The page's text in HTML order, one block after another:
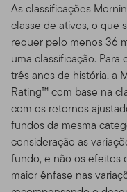
As classificações
classe de ativos, o que
requer pelo menos 36
uma classificação.
três anos de história, a
Rating™ com base na
com os retornos
fundos da mesma
consideração as
fundo, e não os efeitos
maior ênfase nas
concordou em estar
Termos de Uso.
Estes Termos de
quaisquer outros
qualquer termo ou
bem como quaisquer
uso dos produtos,
Franklin Templeton
(companhias não
disponíveis nesse
governado pela